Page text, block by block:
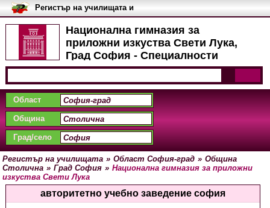
Национална гимназия за
приложни изкуства Свети Лука,
Град София - Специалности
Регистър на училищата и
университетите в България
Област
Община
Град/село
Регистър на училищата » Област София-град » Община
Столична » Град София » Национална гимназия за приложни
изкуства Свети Лука
авторитетно учебно заведение софия